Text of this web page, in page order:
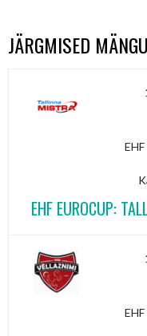
JÄRGMISED
EHF EUROCUP: